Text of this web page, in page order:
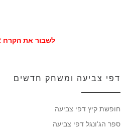
לשבור את הקרח 2 הסרט
דפי צביעה ומשחק חדשים
חופשת קיץ דפי צביעה
ספר הג'ונגל דפי צביעה